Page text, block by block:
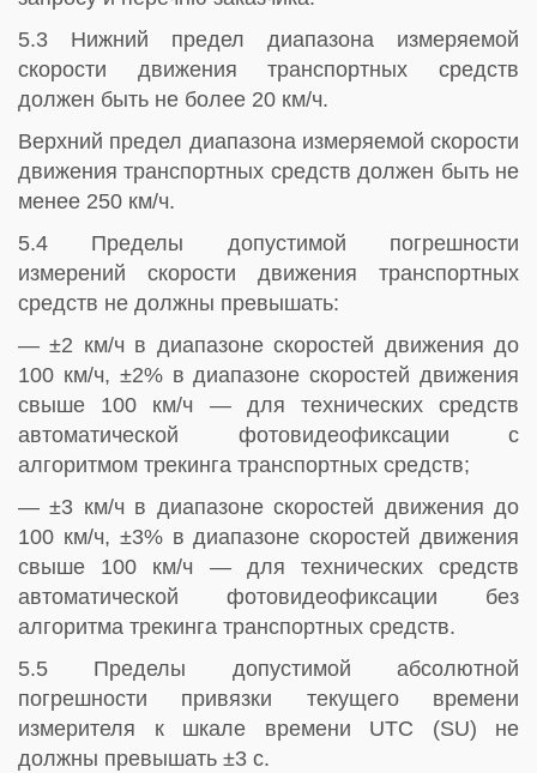
5.3 Нижний предел диапазона измеряемой
скорости движения транспортных средств
должен быть не более 20 км/ч.
Верхний предел диапазона измеряемой скорости
движения транспортных средств должен быть не
менее 250 км/ч.
5.4 Пределы допустимой погрешности
измерений скорости движения транспортных
средств не должны превышать:
— ±2 км/ч в диапазоне скоростей движения до
100 км/ч, ±2% в диапазоне скоростей движения
свыше 100 км/ч — для технических средств
автоматической фотовидеофиксации с
алгоритмом трекинга транспортных средств;
— ±3 км/ч в диапазоне скоростей движения до
100 км/ч, ±3% в диапазоне скоростей движения
свыше 100 км/ч — для технических средств
автоматической фотовидеофиксации без
алгоритма трекинга транспортных средств.
5.5 Пределы допустимой абсолютной
погрешности привязки текущего времени
измерителя к шкале времени UTC (SU) не
должны превышать ±3 с.